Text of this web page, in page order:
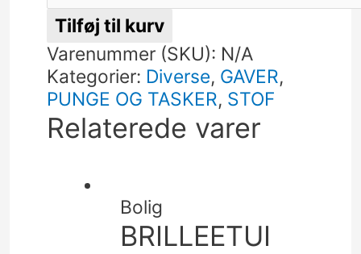
SKIND
antal
Tilføj til kurv
Varenummer (SKU): N/A
Kategorier: Diverse, GAVER,
PUNGE OG TASKER, STOF
Relaterede varer
Bolig
BRILLEETUI